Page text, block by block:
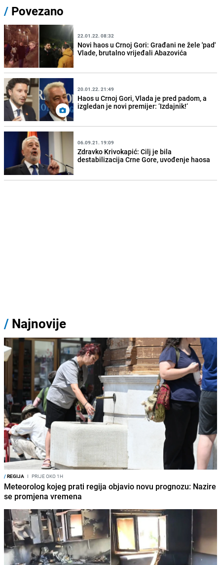
/ Povezano
22.01.22. 08:32
Novi haos u Crnoj Gori: Građani ne žele 'pad'
Vlade, brutalno vrijeđali Abazovića
20.01.22. 21:49
Haos u Crnoj Gori, Vlada je pred padom, a
izgledan je novi premijer: ‘Izdajnik!‘
06.09.21. 19:09
Zdravko Krivokapić: Cilj je bila
destabilizacija Crne Gore, uvođenje haosa
/ Najnovije
/REGIJA I PRIJE OKO 1H
Meteorolog kojeg prati regija objavio novu prognozu: Nazire
se promjena vremena